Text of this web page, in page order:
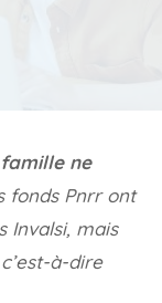
ne
fonds Pnrr ont
Invalsi, mais
à-dire